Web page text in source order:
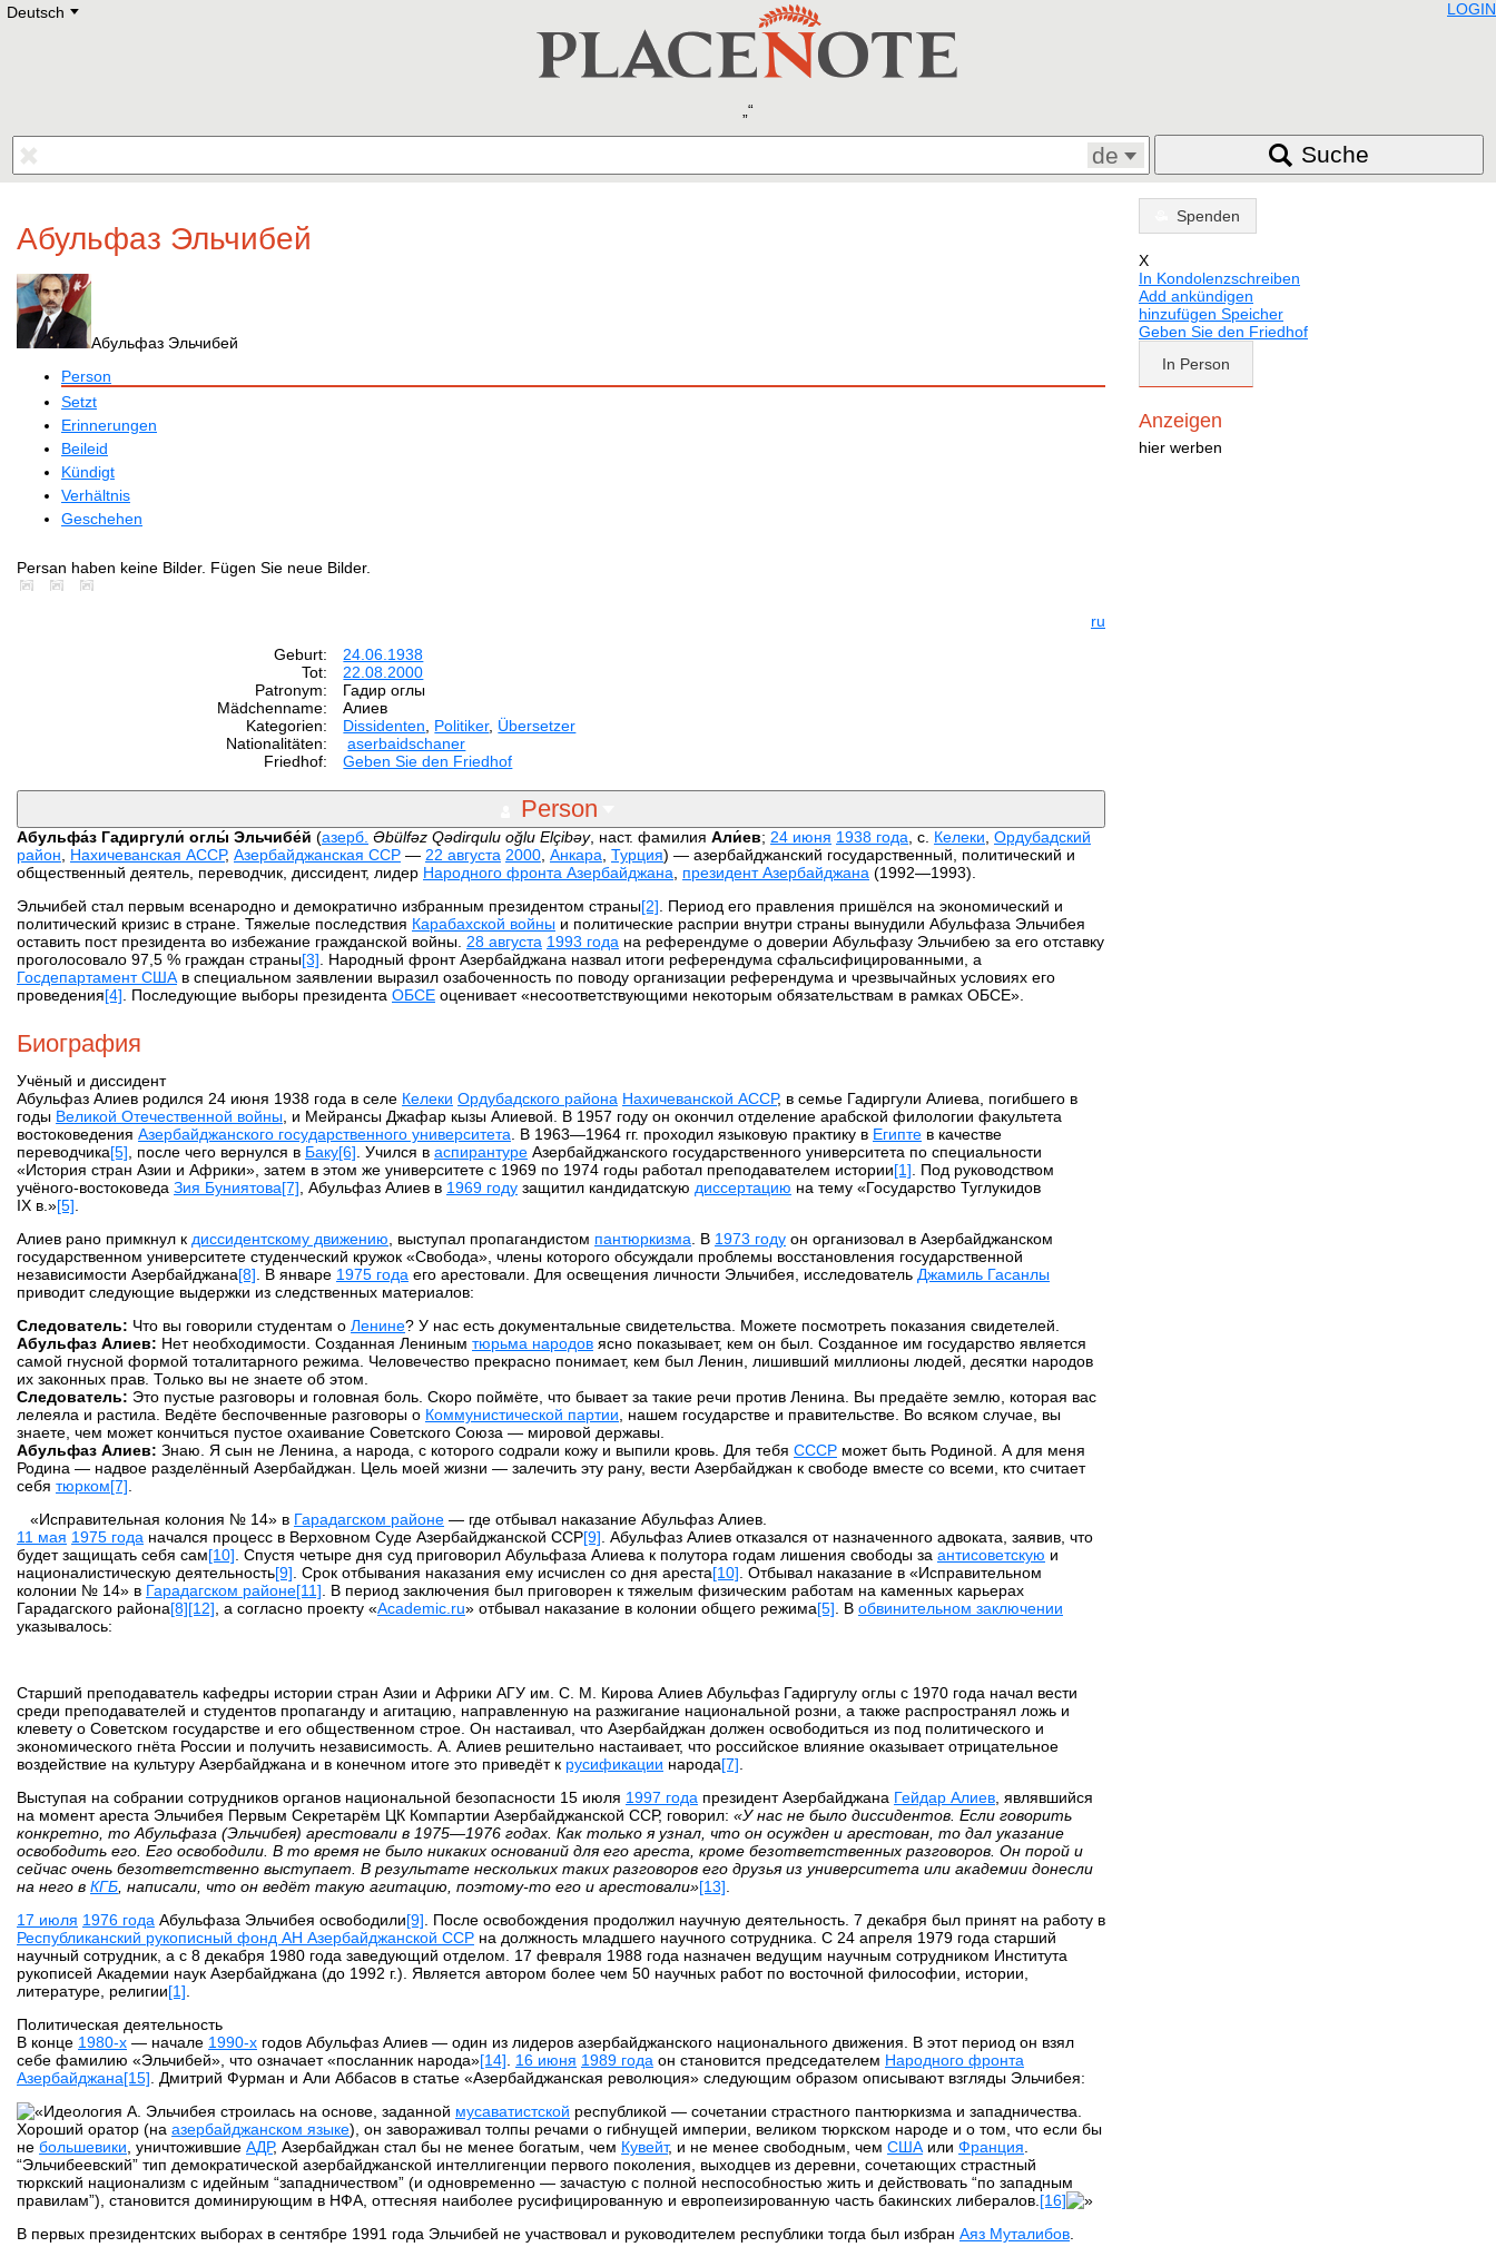
Deutsch E
Deutsch
Polski
Hebrew
LOGIN
de Suche
Абульфаз Эльчибей
Абульфаз Эльчибей
Person
Setzt
Erinnerungen
Beileid
Kündigt
Verhältnis
Geschehen
Persan haben keine Bilder. Fügen Sie neue Bilder.
ru
Geburt:
24.06.1938
Tot:
22.08.2000
Patronym:
Гадир оглы
Mädchenname:
Алиев
Kategorien:
Dissidenten Politiker, Übersetzer
Nationalitäten:
aserbaidschaner
Friedhof:
Geben Sie den Friedhof
Person
Абульфа́з Гадиргули́ оглы́ Эльчибе́й (азерб. Əbülfəz Qədirqulu oğlu Elçibəy, наст. фамилия Али́ев; 24 июня 1938 года , с. Келеки Ордубадский
район
Нахичеванская АССР, Азербайджанская ССР — 22 августа 2000 Анкара Турция) — азербайджанский государственный, политический и
общественный деятель, переводчик, диссидент, лидер Народного фронта Азербайджана президент Азербайджана (1992—1993).
Эльчибей стал первым всенародно и демократично избранным президентом страны[2] . Период его правления пришёлся на экономический и
политический кризис в стране. Тяжелые последствия Карабахской войны и политические расприи внутри страны вынудили Абульфаза Эльчибея
оставить пост президента во избежание гражданской войны. 28 августа 1993 года на референдуме о доверии Абульфазу Эльчибею за его отставку
проголосовало 97,5 % граждан страны[3] . Народный фронт Азербайджана назвал итоги референдума сфальсифицированными, а
Госдепартамент США в специальном заявлении выразил озабоченность по поводу организации референдума и чрезвычайных условиях его
проведения[4] . Последующие выборы президента ОБСЕ оценивает «несоответствующими некоторым обязательствам в рамках ОБСЕ».
Биография
Учёный и диссидент
Абульфаз Алиев родился 24 июня 1938 года в селе Келеки Ордубадского района Нахичеванской АССР, в семье Гадиргули Алиева, погибшего в
годы Великой Отечественной войны , и Мейрансы Джафар кызы Алиевой. В 1957 году он окончил отделение арабской филологии факультета
востоковедения Азербайджанского государственного университета . В 1963—1964 гг. проходил языковую практику в Египте в качестве
переводчика[5] , после чего вернулся в Баку[6] . Учился в аспирантуре Азербайджанского государственного университета по специальности
«История стран Азии и Африки», затем в этом же университете с 1969 по 1974 годы работал преподавателем истории[1] . Под руководством
учёного-востоковеда Зия Буниятова[7] , Абульфаз Алиев в 1969 году защитил кандидатскую диссертацию на тему «Государство Туглукидов
IX в.»[5]
Алиев рано примкнул к диссидентскому движению , выступал пропагандистом пантюркизма . В 1973 году он организовал в Азербайджанском
государственном университете студенческий кружок «Свобода», члены которого обсуждали проблемы восстановления государственной
независимости Азербайджана[8] . В январе 1975 года его арестовали. Для освещения личности Эльчибея, исследователь Джамиль Гасанлы
приводит следующие выдержки из следственных материалов:
Следователь: Что вы говорили студентам о Ленине? У нас есть документальные свидетельства. Можете посмотреть показания свидетелей.
Абульфаз Алиев: Нет необходимости. Созданная Лениным тюрьма народов ясно показывает, кем он был. Созданное им государство является
самой гнусной формой тоталитарного режима. Человечество прекрасно понимает, кем был Ленин, лишивший миллионы людей, десятки народов
их законных прав. Только вы не знаете об этом.
Следователь: Это пустые разговоры и головная боль. Скоро поймёте, что бывает за такие речи против Ленина. Вы предаёте землю, которая вас
лелеяла и растила. Ведёте беспочвенные разговоры о Коммунистической партии , нашем государстве и правительстве. Во всяком случае, вы
знаете, чем может кончиться пустое охаивание Советского Союза — мировой державы.
Абульфаз Алиев: Знаю. Я сын не Ленина, а народа, с которого содрали кожу и выпили кровь. Для тебя СССР может быть Родиной. А для меня
Родина — надвое разделённый Азербайджан. Цель моей жизни — залечить эту рану, вести Азербайджан к свободе вместе со всеми, кто считает
себя тюрком[7]
«Исправительная колония № 14» в Гарадагском районе — где отбывал наказание Абульфаз Алиев.
11 мая 1975 года начался процесс в Верховном Суде Азербайджанской ССР[9] . Абульфаз Алиев отказался от назначенного адвоката, заявив, что
будет защищать себя сам[10] . Спустя четыре дня суд приговорил Абульфаза Алиева к полутора годам лишения свободы за антисоветскую и
националистическую деятельность[9] . Срок отбывания наказания ему исчислен со дня ареста[10] . Отбывал наказание в «Исправительном
колонии № 14» в Гарадагском районе[11] . В период заключения был приговорен к тяжелым физическим работам на каменных карьерах
Гарадагского района[8][12] , а согласно проекту «Academic.ru» отбывал наказание в колонии общего режима[5] . В обвинительном заключении
указывалось:
Старший преподаватель кафедры истории стран Азии и Африки АГУ им. С. М. Кирова Алиев Абульфаз Гадиргулу оглы с 1970 года начал вести
среди преподавателей и студентов пропаганду и агитацию, направленную на разжигание национальной розни, а также распространял ложь и
клевету о Советском государстве и его общественном строе. Он настаивал, что Азербайджан должен освободиться из под политического и
экономического гнёта России и получить независимость. А. Алиев решительно настаивает, что российское влияние оказывает отрицательное
воздействие на культуру Азербайджана и в конечном итоге это приведёт к русификации народа[7]
Выступая на собрании сотрудников органов национальной безопасности 15 июля 1997 года президент Азербайджана Гейдар Алиев , являвшийся
на момент ареста Эльчибея Первым Секретарём ЦК Компартии Азербайджанской ССР, говорил: «У нас не было диссидентов. Если говорить
конкретно, то Абульфаза (Эльчибея) арестовали в 1975—1976 годах. Как только я узнал, что он осужден и арестован, то дал указание
освободить его. Его освободили. В то время не было никаких оснований для его ареста, кроме безответственных разговоров. Он порой и
сейчас очень безответственно выступает. В результате нескольких таких разговоров его друзья из университета или академии донесли
на него в КГБ , написали, что он ведёт такую агитацию, поэтому-то его и арестовали»[13]
17 июля 1976 года Абульфаза Эльчибея освободили[9] . После освобождения продолжил научную деятельность. 7 декабря был принят на работу в
Республиканский рукописный фонд АН Азербайджанской ССР на должность младшего научного сотрудника. С 24 апреля 1979 года старший
научный сотрудник, а с 8 декабря 1980 года заведующий отделом. 17 февраля 1988 года назначен ведущим научным сотрудником Института
рукописей Академии наук Азербайджана (до 1992 г.). Является автором более чем 50 научных работ по восточной философии, истории,
литературе, религии[1]
Политическая деятельность
В конце 1980-х — начале 1990-х годов Абульфаз Алиев — один из лидеров азербайджанского национального движения. В этот период он взял
себе фамилию «Эльчибей», что означает «посланник народа»[14] 16 июня 1989 года он становится председателем Народного фронта
Азербайджана[15] . Дмитрий Фурман и Али Аббасов в статье «Азербайджанская революция» следующим образом описывают взгляды Эльчибея:
Идеология А. Эльчибея строилась на основе, заданной мусаватистской республикой — сочетании страстного пантюркизма и западничества.
Хороший оратор (на азербайджанском языке), он завораживал толпы речами о гибнущей империи, великом тюркском народе и о том, что если бы
не большевики , уничтожившие АДР, Азербайджан стал бы не менее богатым, чем Кувейт, и не менее свободным, чем США или Франция
“Эльчибеевский” тип демократической азербайджанской интеллигенции первого поколения, выходцев из деревни, сочетающих страстный
тюркский национализм с идейным “западничеством” (и одновременно — зачастую с полной неспособностью жить и действовать “по западным
правилам”), становится доминирующим в НФА, оттесняя наиболее русифицированную и европеизированную часть бакинских либералов. [16]
В первых президентских выборах в сентябре 1991 года Эльчибей не участвовал и руководителем республики тогда был избран Аяз Муталибов
Spenden
X
In Kondolenzschreiben
Add ankündigen
hinzufügen Speicher
Geben Sie den Friedhof
In Person
Anzeigen
hier werben